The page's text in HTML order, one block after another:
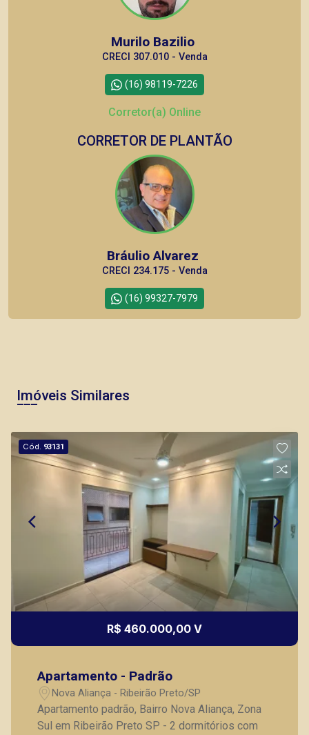
Murilo Bazilio
CRECI 307.010 - Venda
(16) 98119-7226
Corretor(a) Online
CORRETOR DE PLANTÃO
Bráulio Alvarez
CRECI 234.175 - Venda
(16) 99327-7979
Marcos Antonio Ferreira
CRECI 82740 - Venda
(16) 99137-0754
Corretor(a) Online
CORRETOR DE PLANTÃO
Thamiris Leandra Benevides
CRECI 270092 - Venda
(16) 99263-0551
Imóveis Similares
Cód. 93131
R$ 460.000,00 V
Apartamento - Padrão
Nova Aliança - Ribeirão Preto/SP
Apartamento padrão, Bairro Nova Aliança, Zona
Sul em Ribeirão Preto SP - 2 dormitórios com